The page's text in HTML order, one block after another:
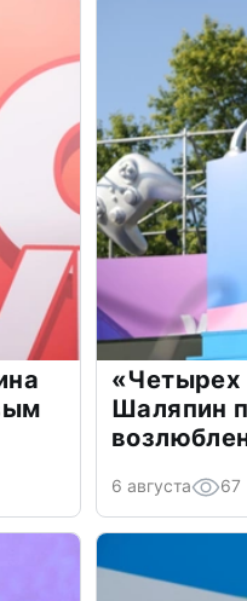
«Четырех
Шаляпин
6 августа 67